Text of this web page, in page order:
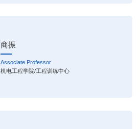
商振
Associate Professor
机电工程学院/工程训练中心